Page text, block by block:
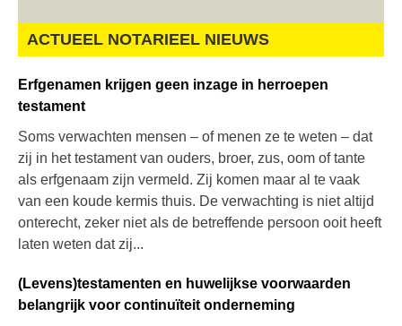
ACTUEEL NOTARIEEL NIEUWS
Erfgenamen krijgen geen inzage in herroepen
testament
Soms verwachten mensen – of menen ze te weten – dat
zij in het testament van ouders, broer, zus, oom of tante
als erfgenaam zijn vermeld. Zij komen maar al te vaak
van een koude kermis thuis. De verwachting is niet altijd
onterecht, zeker niet als de betreffende persoon ooit heeft
laten weten dat zij...
(Levens)testamenten en huwelijkse voorwaarden
belangrijk voor continuïteit onderneming